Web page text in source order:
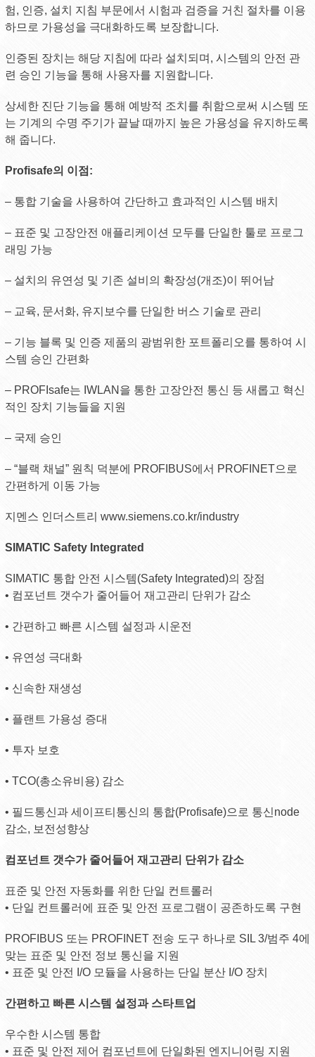
험, 인증, 설치 지침 부문에서 시험과 검증을 거친 절차를 이용
하므로 가용성을 극대화하도록 보장합니다.
인증된 장치는 해당 지침에 따라 설치되며, 시스템의 안전 관
련 승인 기능을 통해 사용자를 지원합니다.
상세한 진단 기능을 통해 예방적 조치를 취함으로써 시스템 또
는 기계의 수명 주기가 끝날 때까지 높은 가용성을 유지하도록
해 줍니다.
Profisafe의 이점:
– 통합 기술을 사용하여 간단하고 효과적인 시스템 배치
– 표준 및 고장안전 애플리케이션 모두를 단일한 툴로 프로그
래밍 가능
– 설치의 유연성 및 기존 설비의 확장성(개조)이 뛰어남
– 교육, 문서화, 유지보수를 단일한 버스 기술로 관리
– 기능 블록 및 인증 제품의 광범위한 포트폴리오를 통하여 시
스템 승인 간편화
– PROFIsafe는 IWLAN을 통한 고장안전 통신 등 새롭고 혁신
적인 장치 기능들을 지원
– 국제 승인
– “블랙 채널” 원칙 덕분에 PROFIBUS에서 PROFINET으로
간편하게 이동 가능
지멘스 인더스트리 www.siemens.co.kr/industry
SIMATIC Safety Integrated
SIMATIC 통합 안전 시스템(Safety Integrated)의 장점
• 컴포넌트 갯수가 줄어들어 재고관리 단위가 감소
• 간편하고 빠른 시스템 설정과 시운전
• 유연성 극대화
• 신속한 재생성
• 플랜트 가용성 증대
• 투자 보호
• TCO(총소유비용) 감소
• 필드통신과 세이프티통신의 통합(Profisafe)으로 통신node
감소, 보전성향상
컴포넌트 갯수가 줄어들어 재고관리 단위가 감소
표준 및 안전 자동화를 위한 단일 컨트롤러
• 단일 컨트롤러에 표준 및 안전 프로그램이 공존하도록 구현
PROFIBUS 또는 PROFINET 전송 도구 하나로 SIL 3/범주 4에
맞는 표준 및 안전 정보 통신을 지원
• 표준 및 안전 I/O 모듈을 사용하는 단일 분산 I/O 장치
간편하고 빠른 시스템 설정과 스타트업
우수한 시스템 통합
• 표준 및 안전 제어 컴포넌트에 단일화된 엔지니어링 지원